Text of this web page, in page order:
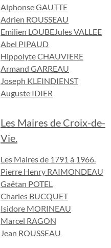
Alphonse GAUTTE
Adrien ROUSSEAU
Emilien LOUBEJules VALLEE
Abel PIPAUD
Hippolyte CHAUVIERE
Armand GARREAU
Joseph KLEINDIENST
Auguste IDIER
Les Maires de Croix-de-
Vie.
Les Maires de 1791 à 1966.
Pierre Henry RAIMONDEAU
Gaëtan POTEL
Charles BUCQUET
Isidore MORINEAU
Marcel RAGON
Jean ROUSSEAU